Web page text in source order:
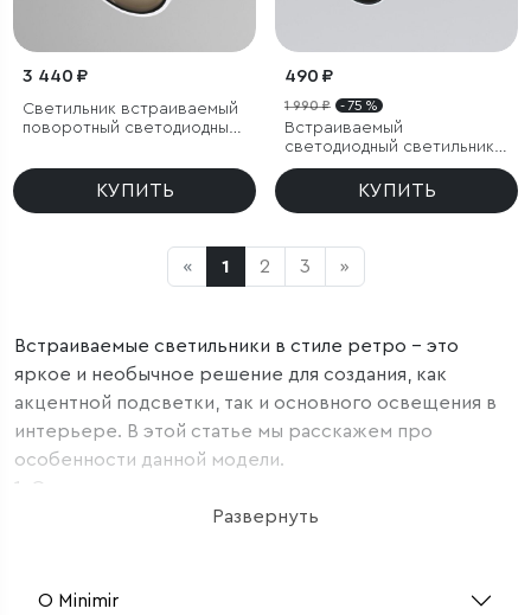
3 440 ₽
Светильник встраиваемый
поворотный светодиодный
КУПИТЬ
490 ₽
1 990 ₽ - 75 %
Встраиваемый
светодиодный светильник
Diffe белый/черный
КУПИТЬ
« 1 2 3 »
Встраиваемые светильники в стиле ретро – это
яркое и необычное решение для создания, как
акцентной подсветки, так и основного освещения в
интерьере. В этой статье мы расскажем про
особенности данной модели.
1. Определение типа источника света
Данные светильники, как правило, выполнены в
Так, несколькими светильниками можно осветить как
Развернуть
О Minimir